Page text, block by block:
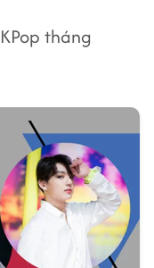
tháng